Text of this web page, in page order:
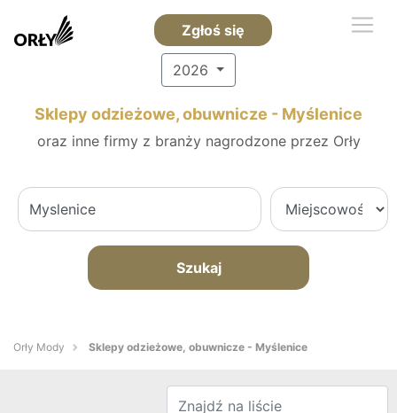
Zgłoś się
2026
Sklepy odzieżowe, obuwnicze - Myślenice
oraz inne firmy z branży nagrodzone przez Orły
Szukaj
Orły Mody Sklepy odzieżowe, obuwnicze - Myślenice